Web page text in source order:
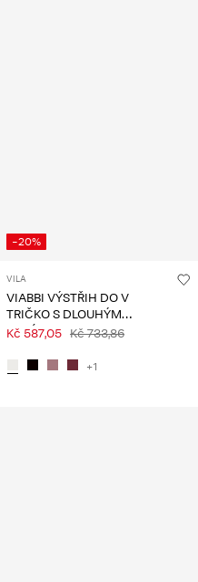
-20%
VILA
VIABBI VÝSTŘIH DO V
TRIČKO S DLOUHÝM
RUKÁVEM
Kč 587,05 Kč 733,86
+1